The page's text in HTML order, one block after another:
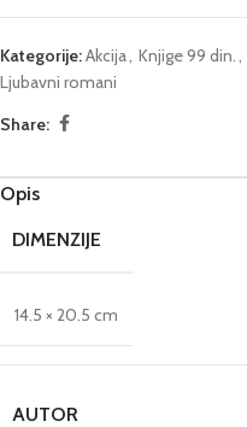
Kategorije:Akcija, Knjige 99 din.,
Ljubavni romani
Share:
Opis
DIMENZIJE
14.5 × 20.5 cm
AUTOR